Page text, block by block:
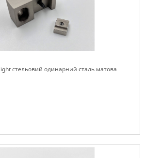
стельовий одинарний сталь матова